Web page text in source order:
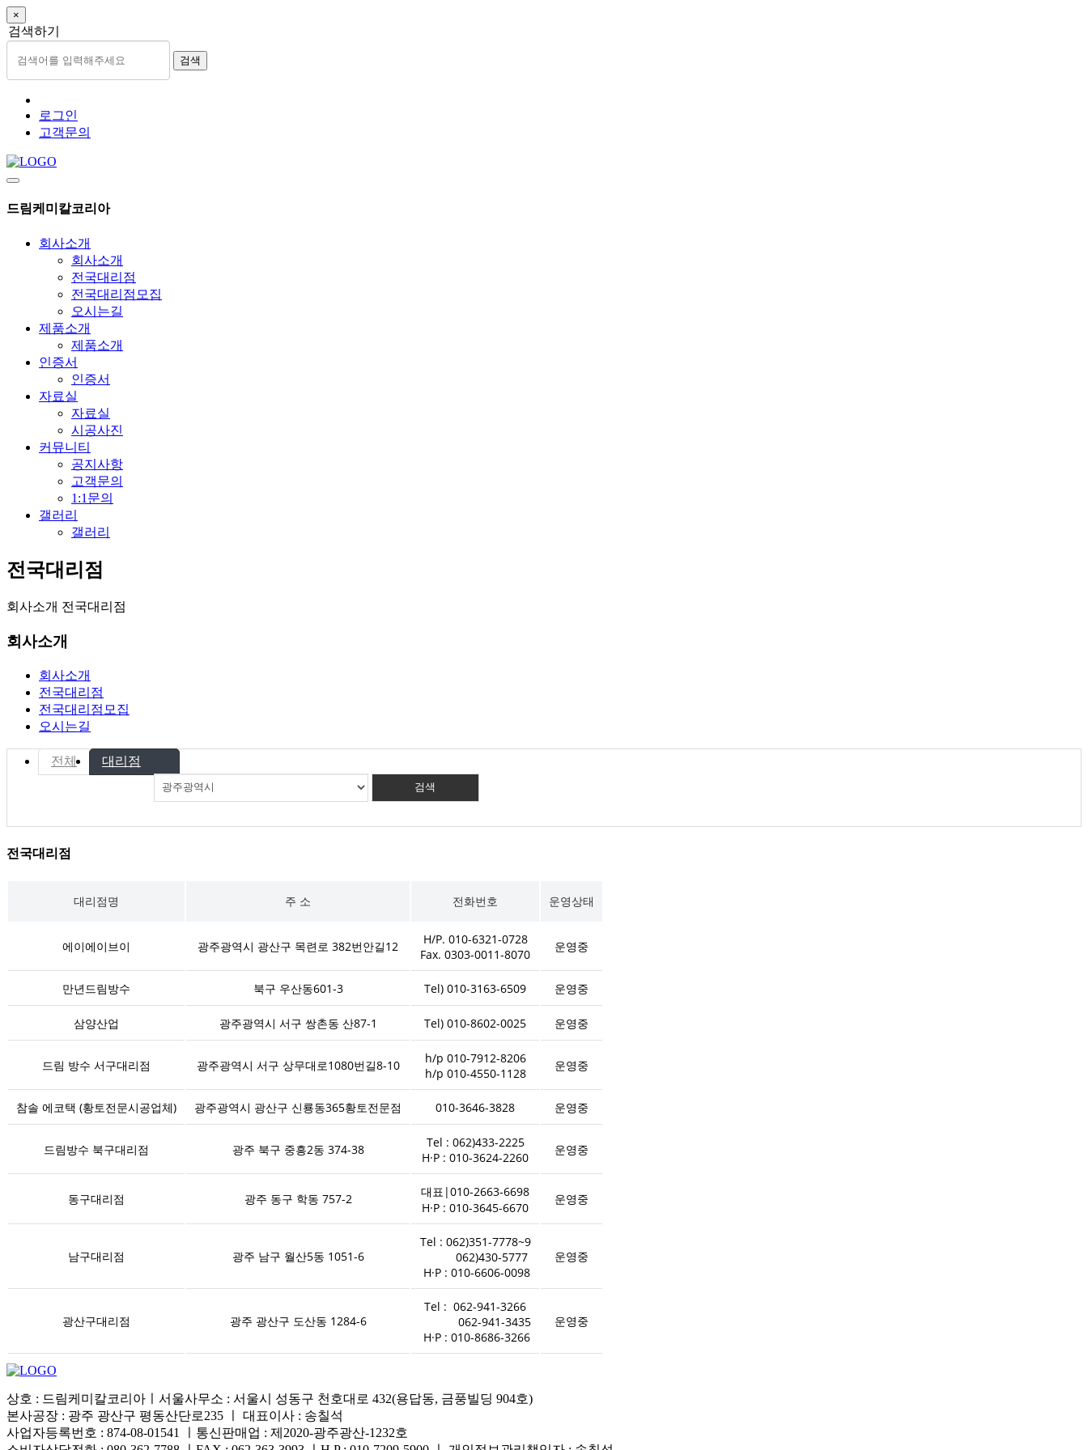
×
검색하기
검색
로그인
고객문의
드림케미칼코리아
회사소개
회사소개
전국대리점
전국대리점모집
오시는길
제품소개
제품소개
인증서
인증서
자료실
자료실
시공사진
커뮤니티
공지사항
고객문의
1:1문의
갤러리
갤러리
전국대리점
회사소개 전국대리점
회사소개
회사소개
전국대리점
전국대리점모집
오시는길
전체 대리점
전국대리점
대리점명 주 소 전화번호 운영상태
에이에이브이 광주광역시 광산구 목련로 382번안길12
H/P. 010-6321-0728
Fax. 0303-0011-8070
운영중
만년드림방수 북구 우산동601-3 Tel) 010-3163-6509 운영중
삼양산업 광주광역시 서구 쌍촌동 산87-1 Tel) 010-8602-0025 운영중
드림 방수 서구대리점 광주광역시 서구 상무대로1080번길8-10
h/p 010-7912-8206
h/p 010-4550-1128
운영중
참솔 에코택 (황토전문시공업체) 광주광역시 광산구 신룡동365황토전문점 010-3646-3828 운영중
드림방수 북구대리점 광주 북구 중흥2동 374-38
Tel : 062)433-2225
H·P : 010-3624-2260
운영중
동구대리점 광주 동구 학동 757-2
대표|010-2663-6698
H·P : 010-3645-6670
운영중
남구대리점 광주 남구 월산5동 1051-6
Tel : 062)351-7778~9
062)430-5777
H·P : 010-6606-0098
운영중
광산구대리점 광주 광산구 도산동 1284-6
Tel : 062-941-3266
062-941-3435
H·P : 010-8686-3266
운영중
상호 : 드림케미칼코리아ㅣ서울사무소 : 서울시 성동구 천호대로 432(용답동, 금풍빌딩 904호)
본사공장 : 광주 광산구 평동산단로235 ㅣ 대표이사 : 송칠석
사업자등록번호 : 874-08-01541 ㅣ통신판매업 : 제2020-광주광산-1232호